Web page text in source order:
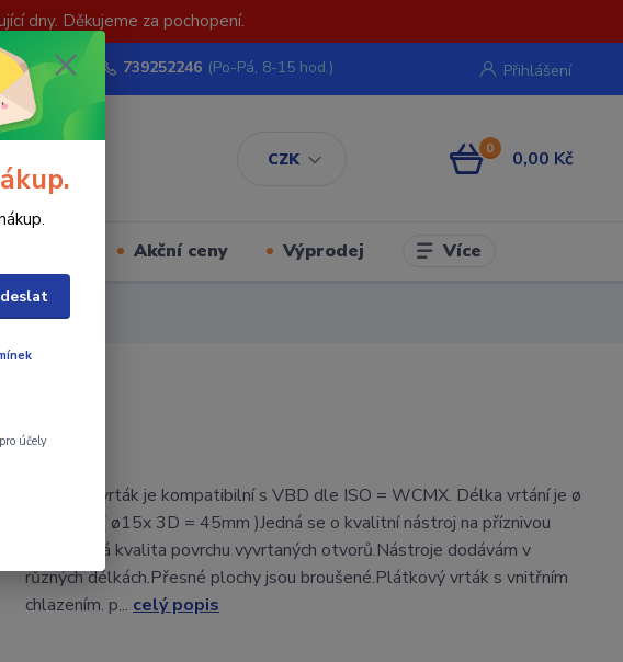
dny. Děkujeme za pochopení.
CZK
Přihlášení
Zavolejte. 739252246 (Po-Pá, 8-15 hod.)
0 0,00 Kč
Akční ceny Výprodej Více
Plátkový vrták je kompatibilní s VBD dle ISO = WCMX. Délka vrtání je ø
x 2D,3D....( ø15x 3D = 45mm )Jedná se o kvalitní nástroj na příznivou
cenu.Dobrá kvalita povrchu vyvrtaných otvorů.Nástroje dodávám v
různých délkách.Přesné plochy jsou broušené.Plátkový vrták s vnitřním
chlazením. p... celý popis
účely